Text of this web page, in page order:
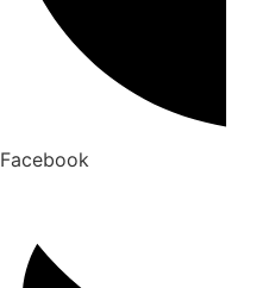
Facebook